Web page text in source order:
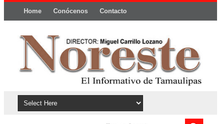
Home Conócenos Contacto